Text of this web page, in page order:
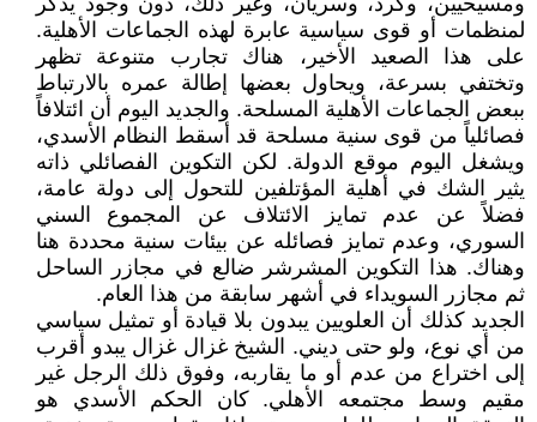
لمنظمات أو قوى سياسية عابرة لهذه الجماعات الأهلية.
على هذا الصعيد الأخير، هناك تجارب متنوعة تظهر
وتختفي بسرعة، ويحاول بعضها إطالة عمره بالارتباط
ببعض الجماعات الأهلية المسلحة. والجديد اليوم أن ائتلافاً
فصائلياً من قوى سنية مسلحة قد أسقط النظام الأسدي،
ويشغل اليوم موقع الدولة. لكن التكوين الفصائلي ذاته
يثير الشك في أهلية المؤتلفين للتحول إلى دولة عامة،
فضلاً عن عدم تمايز الائتلاف عن المجموع السني
السوري، وعدم تمايز فصائله عن بيئات سنية محددة هنا
وهناك. هذا التكوين المشرشر ضالع في مجازر الساحل
ثم مجازر السويداء في أشهر سابقة من هذا العام.
الجديد كذلك أن العلويين يبدون بلا قيادة أو تمثيل سياسي
من أي نوع، ولو حتى ديني. الشيخ غزال غزال يبدو أقرب
إلى اختراع من عدم أو ما يقاربه، وفوق ذلك الرجل غير
مقيم وسط مجتمعه الأهلي. كان الحكم الأسدي هو